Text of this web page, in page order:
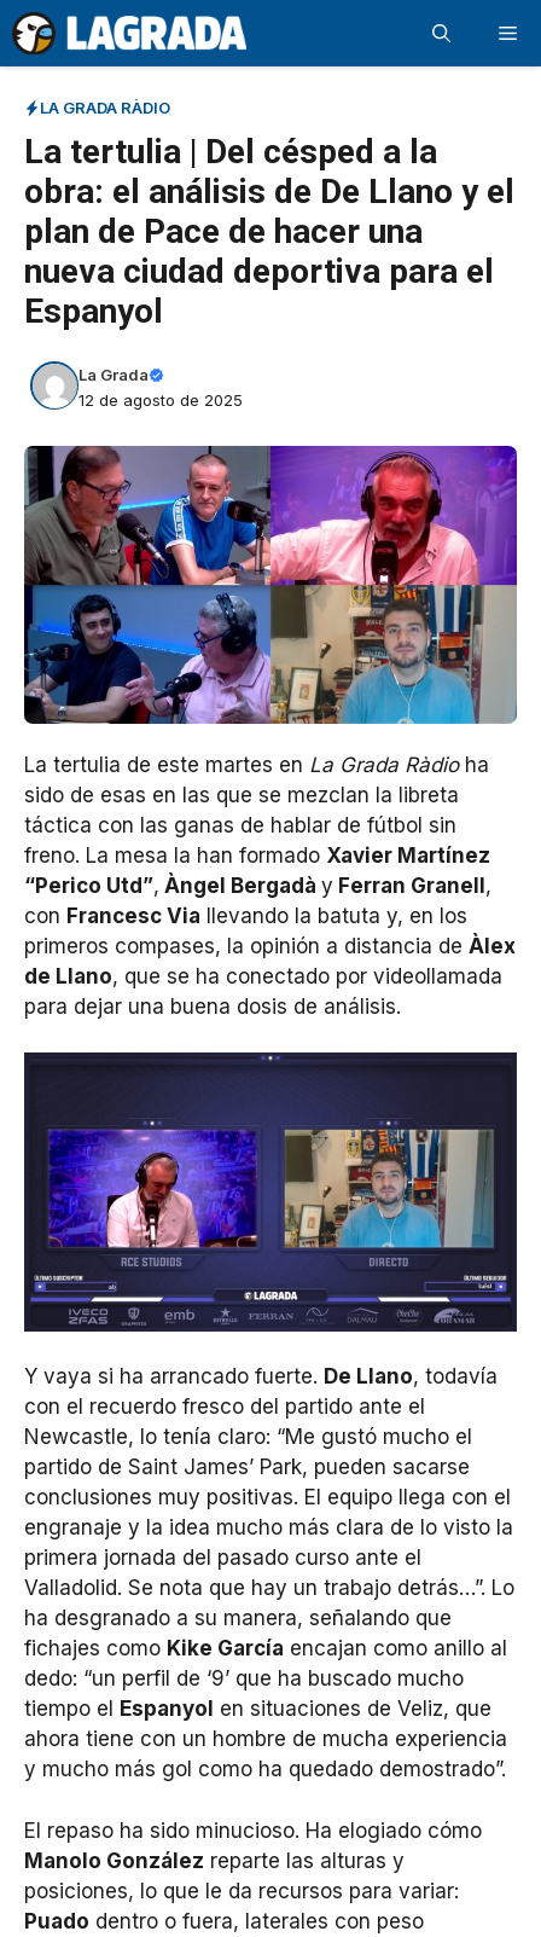
Saltar
al
contenido
LA GRADA RÀDIO
La tertulia | Del césped a la
obra: el análisis de De Llano y el
plan de Pace de hacer una
nueva ciudad deportiva para el
Espanyol
La Grada
12 de agosto de 2025
La tertulia de este martes en La Grada Ràdioha
sido de esas en las que se mezclan la libreta
táctica con las ganas de hablar de fútbol sin
freno. La mesa la han formado Xavier Martínez
“Perico Utd”, Àngel Bergadà y Ferran Granell,
con Francesc Via llevando la batuta y, en los
primeros compases, la opinión a distancia de Àlex
de Llano, que se ha conectado por videollamada
para dejar una buena dosis de análisis.
Y vaya si ha arrancado fuerte. De Llano, todavía
con el recuerdo fresco del partido ante el
Newcastle, lo tenía claro: “Me gustó mucho el
partido de Saint James’ Park, pueden sacarse
conclusiones muy positivas. El equipo llega con el
engranaje y la idea mucho más clara de lo visto la
primera jornada del pasado curso ante el
Valladolid. Se nota que hay un trabajo detrás…”. Lo
ha desgranado a su manera, señalando que
fichajes como Kike García encajan como anillo al
dedo: “un perfil de ‘9’ que ha buscado mucho
tiempo el
Espanyol en situaciones de Veliz, que
ahora tiene con un hombre de mucha experiencia
y mucho más gol como ha quedado demostrado”.
El repaso ha sido minucioso. Ha elogiado cómo
Manolo González reparte las alturas y
posiciones, lo que le da recursos para variar:
Puado dentro o fuera, laterales con peso